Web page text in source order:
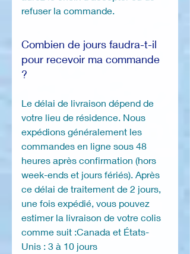
refuser la commande.
Combien de jours faudra-t-il
pour recevoir ma commande
?
Le délai de livraison dépend de
votre lieu de résidence. Nous
expédions généralement les
commandes en ligne sous 48
heures après confirmation (hors
week-ends et jours fériés). Après
ce délai de traitement de 2 jours,
une fois expédié, vous pouvez
estimer la livraison de votre colis
comme suit :Canada et États-
Unis : 3 à 10 jours